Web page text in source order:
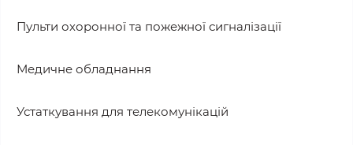
Пульти охоронної та пожежної сигналізації
Медичне обладнання
Устаткування для телекомунікацій